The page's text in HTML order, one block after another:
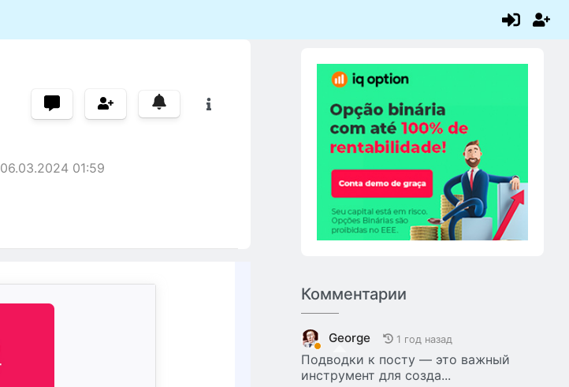
06.03.2024 01:59
Комментарии
George 1 год назад
Подводки к посту — это важный
инструмент для созда...